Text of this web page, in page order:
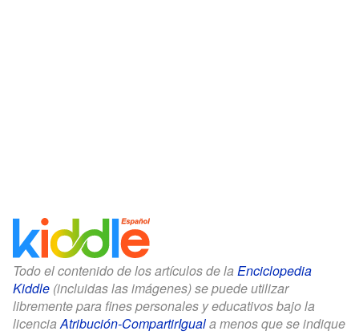
Todo el contenido de los artículos de la Enciclopedia
Kiddle (incluidas las imágenes) se puede utilizar
libremente para fines personales y educativos bajo la
licenciaAtribución-CompartirIguala menos que se indique